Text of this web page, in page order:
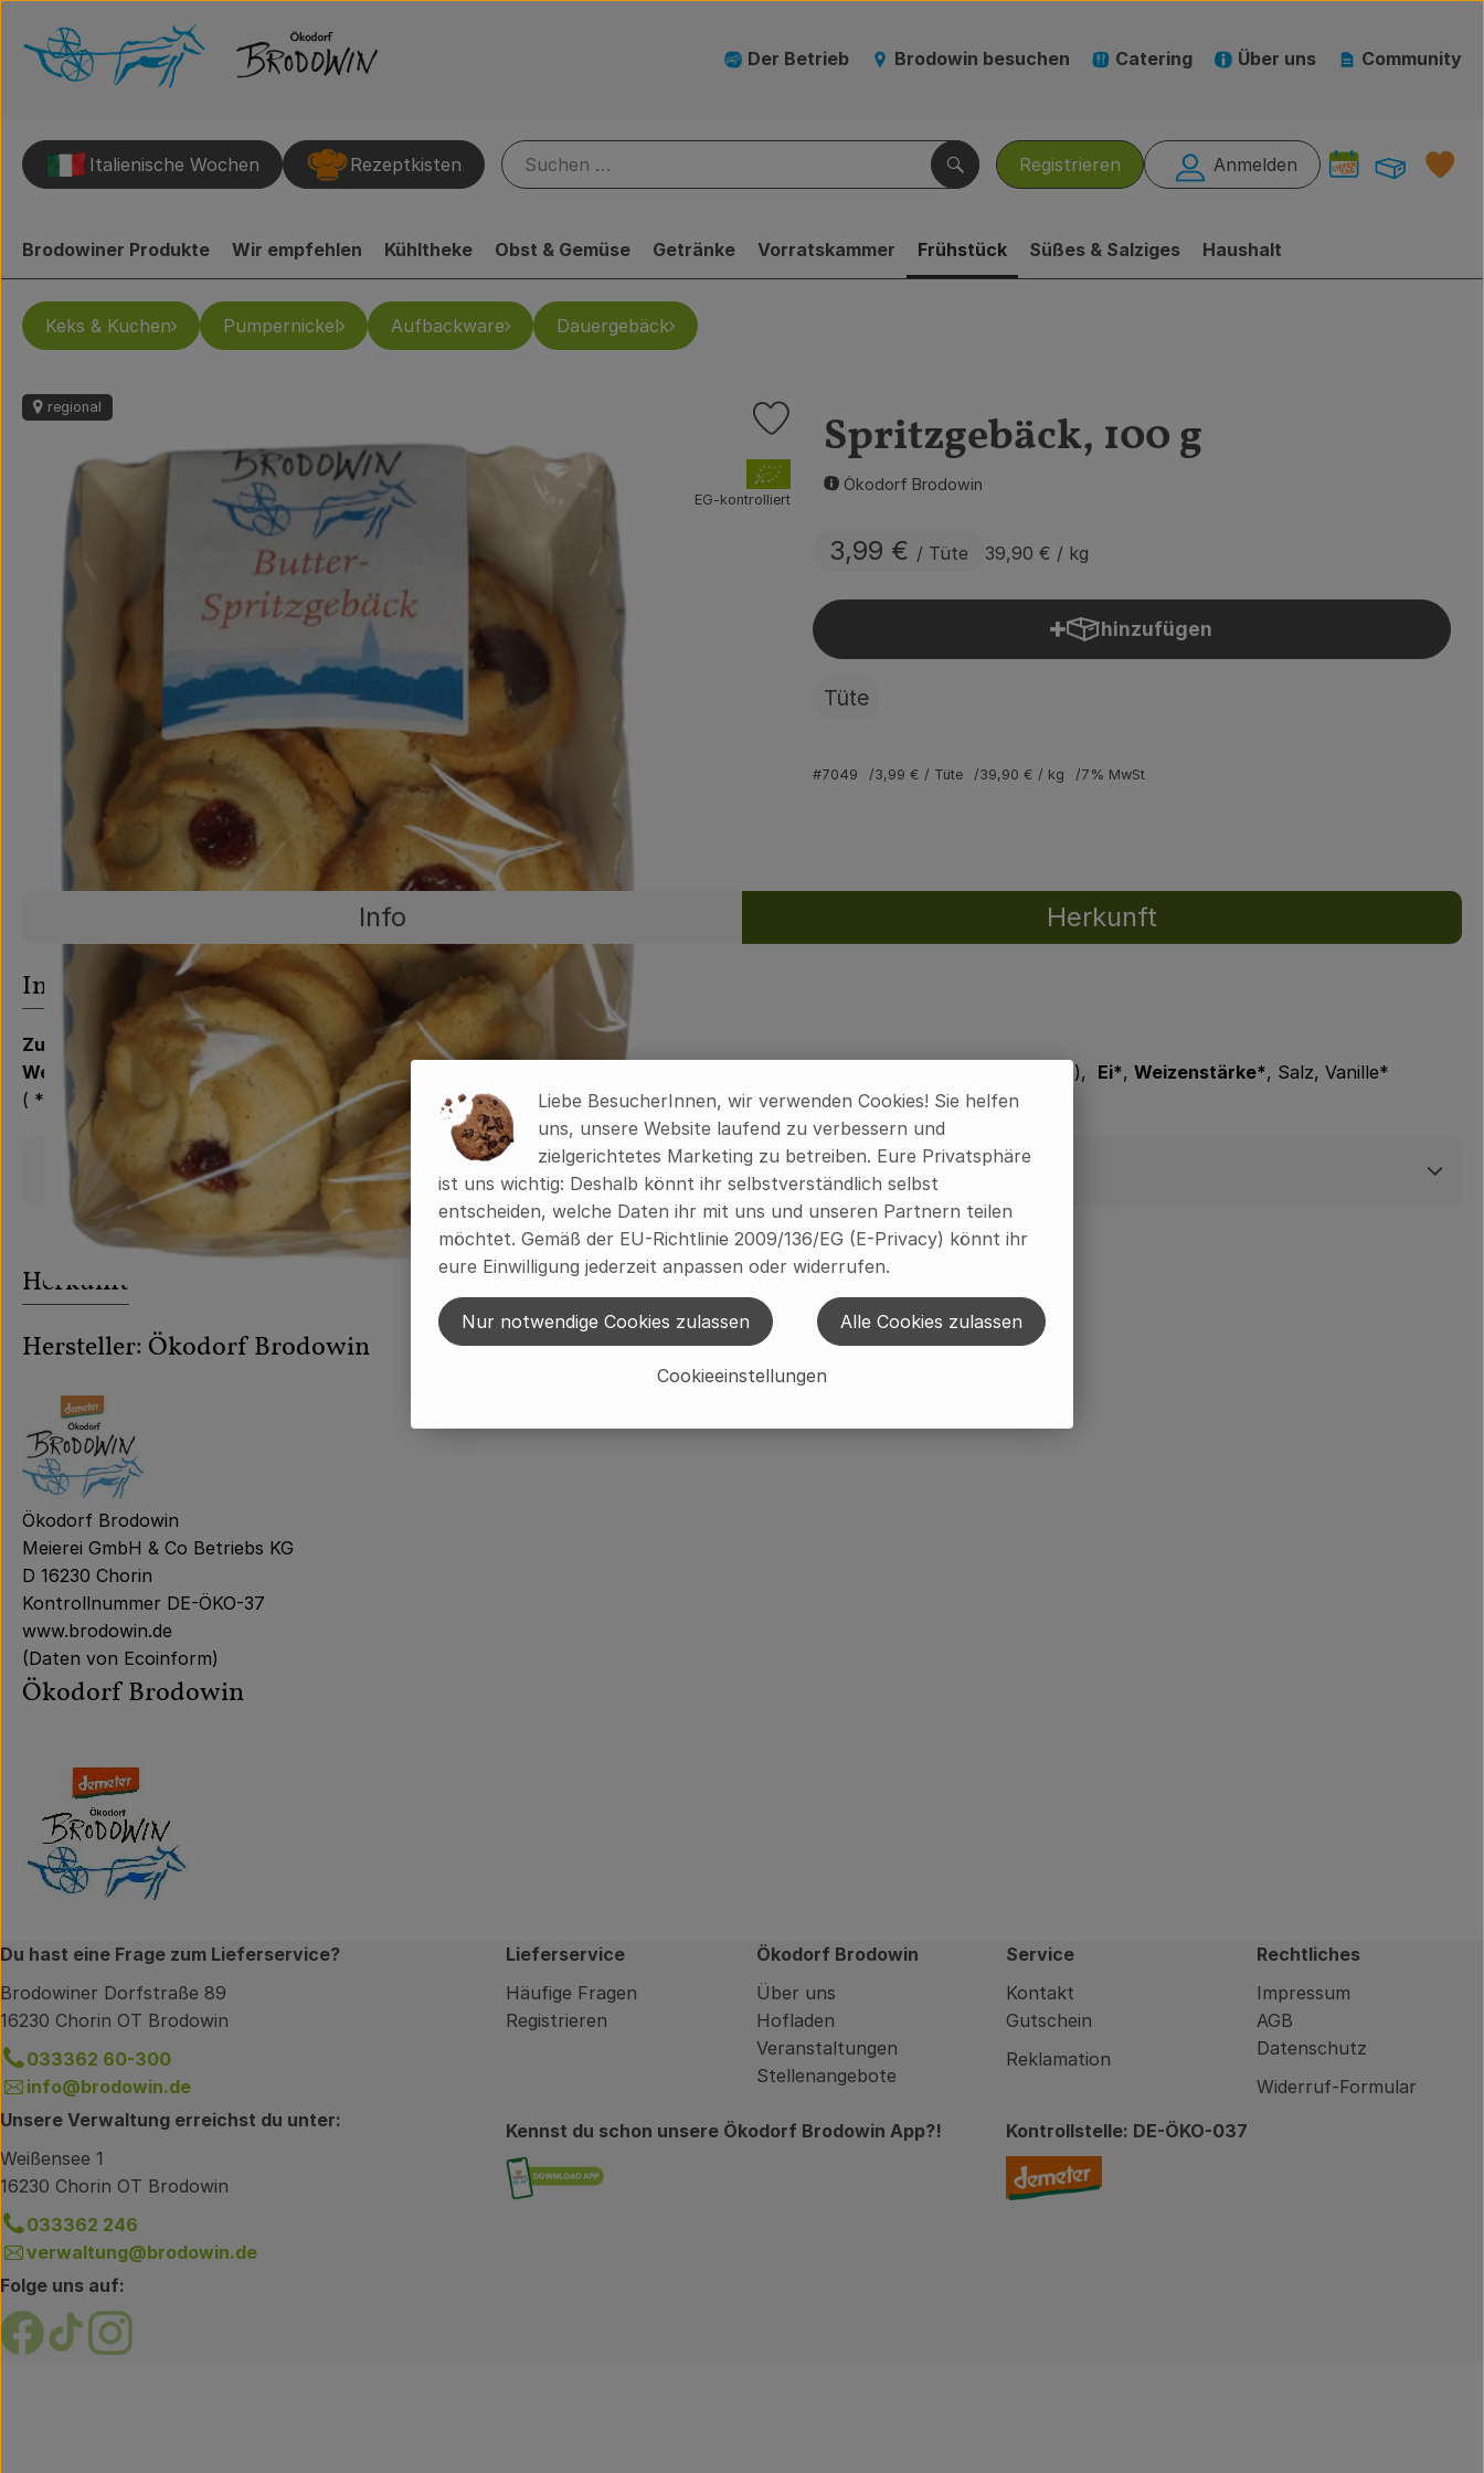
Der Betrieb Brodowin besuchen Catering Über uns Community
Registrieren Anmelden
Suchen
Italienische Wochen Rezeptkisten
Brodowiner Produkte Wir empfehlen Kühltheke Obst & Gemüse Getränke Vorratskammer Frühstück Süßes & Salziges Haushalt
Keks & Kuchen Pumpernickel Aufbackware Dauergebäck
Spritzgebäck, 100 g
Ökodorf Brodowin
3,99 € / Tüte 39,90 € / kg
regional
Produkt zu Favouriten hinzufügen
, Verband:
EG-kontrolliert
hinzufügen
Produkt zum Warenkorb hinzufügen
Tüte
#7049 3,99 € / Tüte 39,90 € / kg 7% MwSt
Rezepte
Info Herkunft
Entdecke passende Rezepte Es wurden keine passenden Rezepte gefunden.
Info
Zutaten:
Weizenmehl*
, Rohrohrzucker*, Butter* , Margarine* (Palmfett*, Sonnenblumenöl*, Wasser, Salz, Zitronensaftkonzentrat*), Ei*, Weizenstärke*, Salz, Vanille*
( *aus kontrolliert biologischer Erzeugung)
Produktinformationen
Herkunft
Hersteller: Ökodorf Brodowin
Ökodorf Brodowin
Meierei GmbH & Co Betriebs KG
D 16230 Chorin
Kontrollnummer DE-ÖKO-37
www.brodowin.de
(Daten von Ecoinform)
Ökodorf Brodowin
Du hast eine Frage zum Lieferservice?
Brodowiner Dorfstraße 89
16230 Chorin OT Brodowin
033362 60-300
info@brodowin.de
Unsere Verwaltung erreichst du unter:
Weißensee 1
16230 Chorin OT Brodowin
033362 246
verwaltung@brodowin.de
Folge uns auf:
Externer Link zu https://www.facebook.com/brodowin
Externer Link zu https://www.tiktok.com/@oekodorfbrodowin
Externer Link zu https://www.instagram.com/oekodorfbrodowin/?hl=de
Lieferservice
Häufige Fragen
Registrieren
Ökodorf Brodowin
Über uns
Hofladen
Veranstaltungen
Stellenangebote
Service
Kontakt
Gutschein
Reklamation
Rechtliches
Impressum
AGB
Datenschutz
Widerruf-Formular
Kennst du schon unsere Ökodorf Brodowin App?!
Externer Link zu https://brodowin.de/community/brodowin-app.html
Kontrollstelle: DE-ÖKO-037
Liebe BesucherInnen, wir verwenden Cookies! Sie helfen
uns, unsere Website laufend zu verbessern und
zielgerichtetes Marketing zu betreiben. Eure Privatsphäre
ist uns wichtig: Deshalb könnt ihr selbstverständlich selbst
entscheiden, welche Daten ihr mit uns und unseren Partnern teilen
möchtet. Gemäß der EU-Richtlinie 2009/136/EG (E-Privacy) könnt ihr
eure Einwilligung jederzeit anpassen oder widerrufen.
Cookieeinstellungen
Nur notwendige Cookies zulassen Alle Cookies zulassen